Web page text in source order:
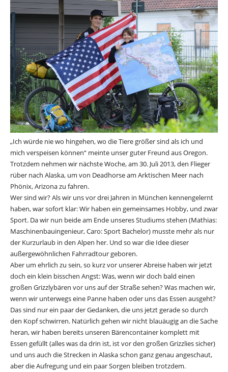
„Ich würde nie wo hingehen, wo die Tiere größer sind als ich und
mich verspeisen können“ meinte unser guter Freund aus Oregon.
Trotzdem nehmen wir nächste Woche, am 30. Juli 2013, den Flieger
rüber nach Alaska, um von Deadhorse am Arktischen Meer nach
Phönix, Arizona zu fahren.
Wer sind wir? Als wir uns vor drei Jahren in München kennengelernt
haben, war sofort klar: Wir haben ein gemeinsames Hobby, und zwar
Sport. Da wir nun beide am Ende unseres Studiums stehen (Mathias:
Maschinenbauingenieur, Caro: Sport Bachelor) musste mehr als nur
der Kurzurlaub in den Alpen her. Und so war die Idee dieser
außergewöhnlichen Fahrradtour geboren.
Aber um ehrlich zu sein, so kurz vor unserer Abreise haben wir jetzt
doch ein klein bisschen Angst: Was, wenn wir doch bald einen
großen Grizzlybären vor uns auf der Straße sehen? Was machen wir,
wenn wir unterwegs eine Panne haben oder uns das Essen ausgeht?
Das sind nur ein paar der Gedanken, die uns jetzt gerade so durch
den Kopf schwirren. Natürlich gehen wir nicht blauäugig an die Sache
heran, wir haben bereits unseren Bärencontainer komplett mit
Essen gefüllt (alles was da drin ist, ist vor den großen Grizzlies sicher)
und uns auch die Strecken in Alaska schon ganz genau angeschaut,
aber die Aufregung und ein paar Sorgen bleiben trotzdem.